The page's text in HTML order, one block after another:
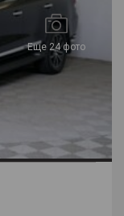
Еще 24 фото